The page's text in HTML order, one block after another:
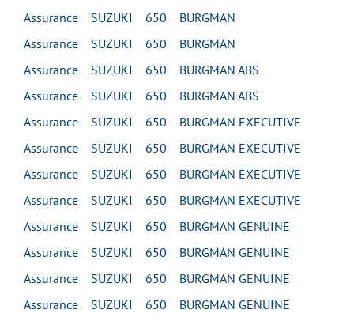
Assurance SUZUKI 650 BURGMAN
Assurance SUZUKI 650 BURGMAN
Assurance SUZUKI 650 BURGMAN ABS
Assurance SUZUKI 650 BURGMAN ABS
Assurance SUZUKI 650 BURGMAN EXECUTIVE
Assurance SUZUKI 650 BURGMAN EXECUTIVE
Assurance SUZUKI 650 BURGMAN EXECUTIVE
Assurance SUZUKI 650 BURGMAN EXECUTIVE
Assurance SUZUKI 650 BURGMAN GENUINE
Assurance SUZUKI 650 BURGMAN GENUINE
Assurance SUZUKI 650 BURGMAN GENUINE
Assurance SUZUKI 650 BURGMAN GENUINE